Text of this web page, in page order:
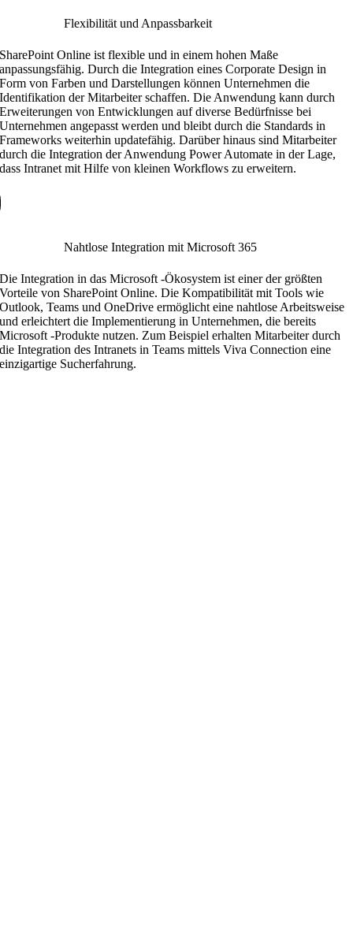
Flexibilität und Anpassbarkeit
SharePoint Online ist flexible und in einem hohen Maße
anpassungsfähig. Durch die Integration eines Corporate Design in
Form von Farben und Darstellungen können Unternehmen die
Identifikation der Mitarbeiter schaffen. Die Anwendung kann durch
Erweiterungen von Entwicklungen auf diverse Bedürfnisse bei
Unternehmen angepasst werden und bleibt durch die Standards in
Frameworks weiterhin updatefähig. Darüber hinaus sind Mitarbeiter
durch die Integration der Anwendung Power Automate in der Lage,
dass Intranet mit Hilfe von kleinen Workflows zu erweitern.
Nahtlose Integration mit Microsoft 365
Die Integration in das Microsoft -Ökosystem ist einer der größten
Vorteile von SharePoint Online. Die Kompatibilität mit Tools wie
Outlook, Teams und OneDrive ermöglicht eine nahtlose Arbeitsweise
und erleichtert die Implementierung in Unternehmen, die bereits
Microsoft -Produkte nutzen. Zum Beispiel erhalten Mitarbeiter durch
die Integration des Intranets in Teams mittels Viva Connection eine
einzigartige Sucherfahrung.